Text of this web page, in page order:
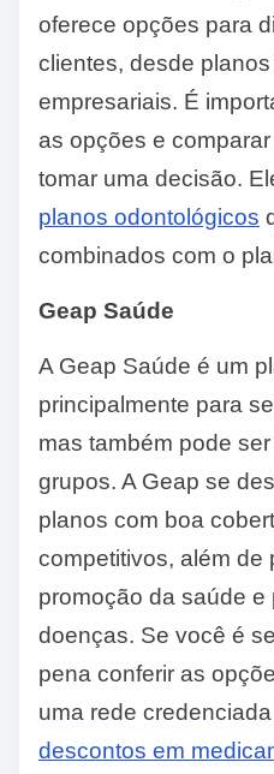
oferece opções para
clientes, desde
empresariais. É
as opções e
tomar uma decisão.
planos odontológicos
combinados com o
Geap Saúde
A Geap Saúde é um
principalmente para
mas também pode
grupos. A Geap se
planos com boa
competitivos, além de
promoção da saúde e
doenças. Se você é
pena conferir as
uma rede
descontos em